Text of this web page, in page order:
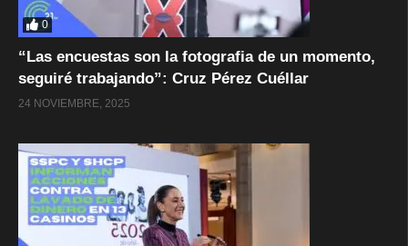
0
“Las encuestas son la fotografia de un momento,
seguiré trabajando”: Cruz Pérez Cuéllar
24 NOVIEMBRE, 2025